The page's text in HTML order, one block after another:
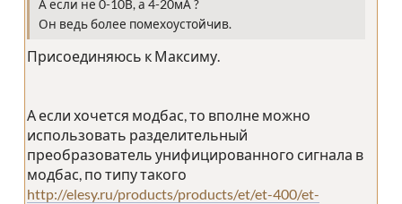
А если не 0-10В, а 4-20мА ?
Он ведь более помехоустойчив.
Присоединяюсь к Максиму.
А если хочется модбас, то вполне можно
использовать разделительный
преобразователь унифицированного сигнала в
модбас, по типу такого
http://elesy.ru/products/products/et/et-400/et-